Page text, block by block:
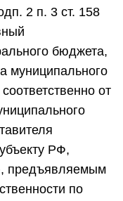
2 п. 3 ст. 158
бюджета,
муниципального
от
РФ,
предъявляемым
по